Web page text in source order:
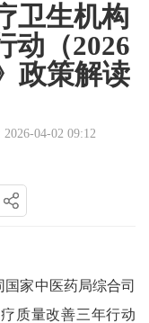
卫生机构
动（2026
政策解读
04-02 09:12
家中医药局综合司
质量改善三年行动